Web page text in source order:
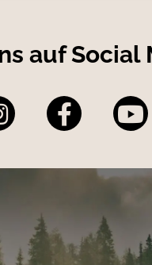
auf Social